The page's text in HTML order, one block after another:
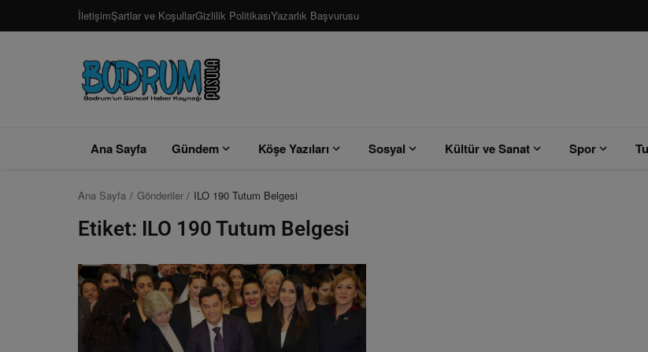
İletişimŞartlar ve KoşullarGizlilik PolitikasıYazarlık Başvurusu
Ana Sayfa Gündem Köşe Yazıları Sosyal Kültür ve Sanat Spor
Ana Sayfa Gönderiler ILO 190 Tutum Belgesi
Etiket: ILO 190 Tutum Belgesi